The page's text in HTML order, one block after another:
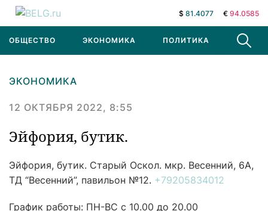
$ 81.4077 € 94.0585
ОБЩЕСТВО ЭКОНОМИКА ПОЛИТИКА В МИРЕ
ЭКОНОМИКА
12 ОКТЯБРЯ 2022, 8:55
Эйфория, бутик.
Эйфория, бутик. Старый Оскол. мкр. Весенний, 6А,
ТД “Весенний”, павильон №12. +79205834012
График работы: ПН-ВС с 10.00 до 20.00